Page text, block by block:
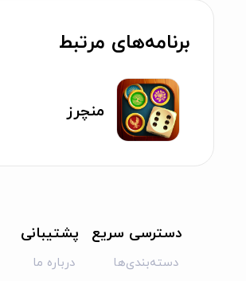
برنامه‌های مرتبط
منچرز
دسترسی سریع
دسته‌بندی‌ها
پشتیبانی
درباره ما